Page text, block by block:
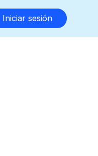
Iniciar sesión